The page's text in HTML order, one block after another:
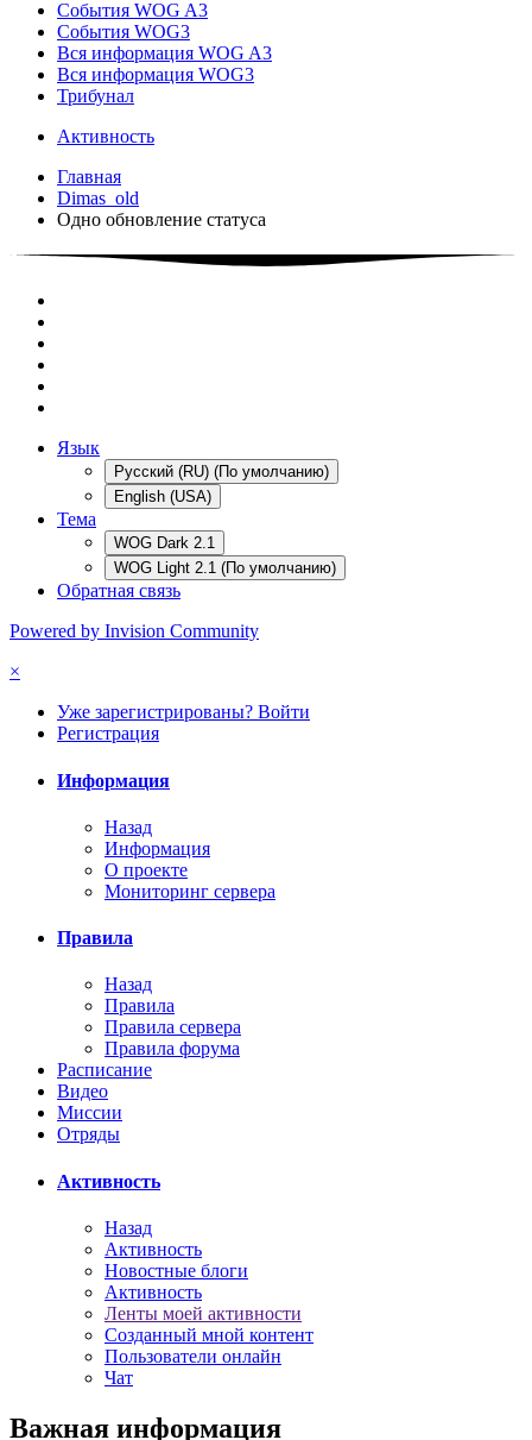
События WOG A3
События WOG3
Вся информация WOG A3
Вся информация WOG3
Трибунал
Активность
Главная
Dimas_old
Одно обновление статуса
Язык
Русский (RU) (По умолчанию)
English (USA)
Тема
WOG Dark 2.1
WOG Light 2.1 (По умолчанию)
Обратная связь
Powered by Invision Community
×
Уже зарегистрированы? Войти
Регистрация
Информация
Назад
Информация
О проекте
Мониторинг сервера
Правила
Назад
Правила
Правила сервера
Правила форума
Расписание
Видео
Миссии
Отряды
Активность
Назад
Активность
Новостные блоги
Активность
Ленты моей активности
Созданный мной контент
Пользователи онлайн
Чат
Важная информация